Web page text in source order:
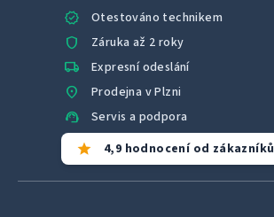
verified
Otestováno technikem
shield Záruka až 2 roky
local_shipping Expresní odeslání
location_on Prodejna v Plzni
support_agent Servis a podpora
star 4,9 hodnocení od zákazníků